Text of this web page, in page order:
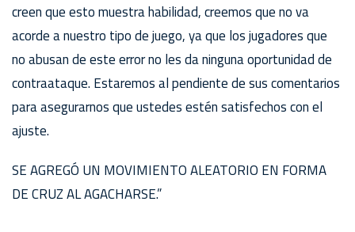
creen que esto muestra habilidad, creemos que no va
acorde a nuestro tipo de juego, ya que los jugadores que
no abusan de este error no les da ninguna oportunidad de
contraataque. Estaremos al pendiente de sus comentarios
para asegurarnos que ustedes estén satisfechos con el
ajuste.
SE AGREGÓ UN MOVIMIENTO ALEATORIO EN FORMA
DE CRUZ AL AGACHARSE.”